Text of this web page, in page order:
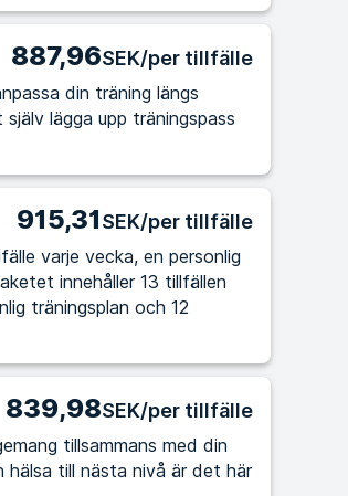
887,96SEK/per tillfälle
din träning längs
915,31SEK/per tillfälle
varje vecka, en personlig
innehåller 13 tillfällen
träningsplan och 12
839,98SEK/per tillfälle
tillsammans med din